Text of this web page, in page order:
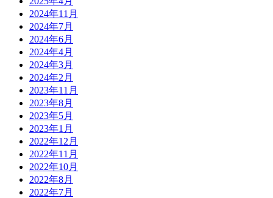
2024年11月
2024年7月
2024年6月
2024年4月
2024年3月
2024年2月
2023年11月
2023年8月
2023年5月
2023年1月
2022年12月
2022年11月
2022年10月
2022年8月
2022年7月